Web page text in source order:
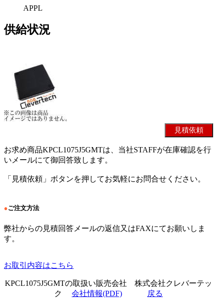
APPL
供給状況
お求め商品KPCL1075J5GMTは、当社STAFFが在庫確認を行
いメールにて御回答致します。
「見積依頼」ボタンを押してお気軽にお問合せください。
●ご注文方法
弊社からの見積回答メールの返信又はFAXにてお願いしま
す。
お取引内容はこちら
KPCL1075J5GMTの取扱い販売会社 株式会社クレバーテッ
ク 会社情報(PDF) 戻る